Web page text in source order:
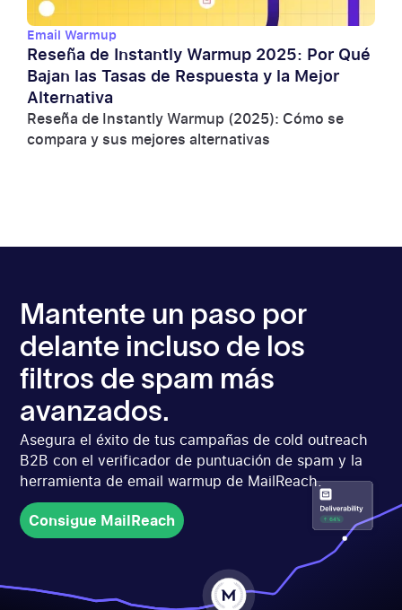
Email Warmup
Reseña de Instantly Warmup 2025: Por Qué
Bajan las Tasas de Respuesta y la Mejor
Alternativa
Reseña de Instantly Warmup (2025): Cómo se
compara y sus mejores alternativas
Mantente un paso por
delante incluso de los
filtros de spam más
avanzados.
Asegura el éxito de tus campañas de cold outreach
B2B con el verificador de puntuación de spam y la
herramienta de email warmup de MailReach.
Consigue MailReach
Consigue MailReach